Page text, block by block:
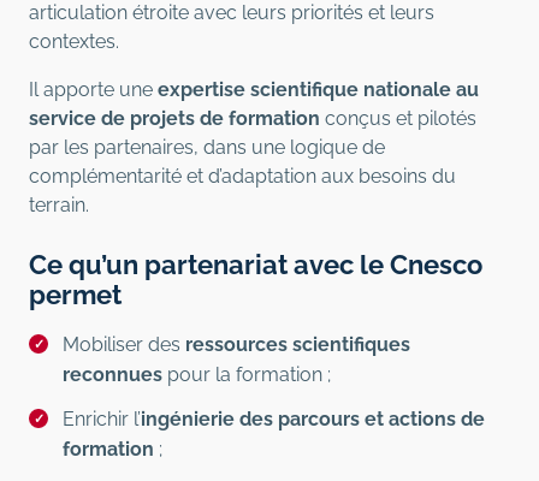
articulation étroite avec leurs priorités et leurs
contextes.
Il apporte une expertise scientifique nationale au
service de projets de formation conçus et pilotés
par les partenaires, dans une logique de
complémentarité et d’adaptation aux besoins du
terrain.
Ce qu’un partenariat avec le Cnesco
permet
Mobiliser des ressources scientifiques
reconnues pour la formation ;
Enrichir l’ingénierie des parcours et actions de
formation ;